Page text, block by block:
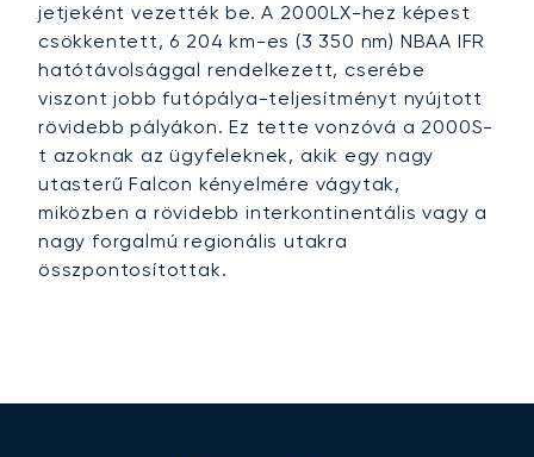
jetjeként vezették be. A 2000LX-hez képest
csökkentett, 6 204 km-es (3 350 nm) NBAA IFR
hatótávolsággal rendelkezett, cserébe
viszont jobb futópálya-teljesítményt nyújtott
rövidebb pályákon. Ez tette vonzóvá a 2000S-
t azoknak az ügyfeleknek, akik egy nagy
utasterű Falcon kényelmére vágytak,
miközben a rövidebb interkontinentális vagy a
nagy forgalmú regionális utakra
összpontosítottak.